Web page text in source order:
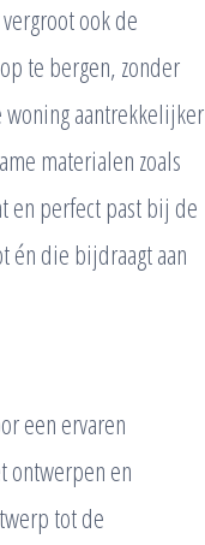
ook de
te bergen, zonder
woning aantrekkelijker
materialen zoals
en perfect past bij de
én die bijdraagt aan
een ervaren
ontwerpen en
tot de